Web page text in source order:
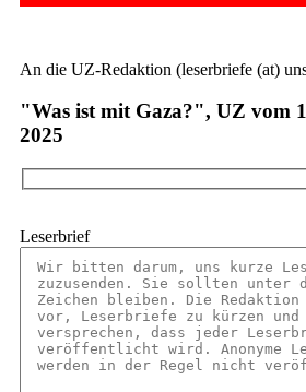
An die UZ-Redaktion (leserbriefe (at)
"Was ist mit Gaza?", UZ vom
2025
Leserbrief